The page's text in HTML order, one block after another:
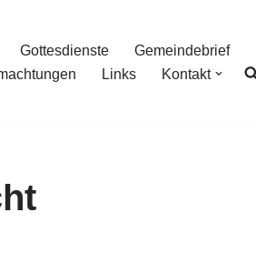
Gottesdienste Gemeindebrief
Links Kontakt